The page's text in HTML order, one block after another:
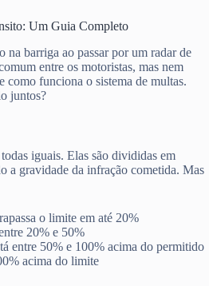
Um Guia Completo
na barriga ao passar por um radar de
entre os motoristas, mas nem
como funciona o sistema de multas.
juntos?
iguais. Elas são divididas em
a gravidade da infração cometida. Mas
o limite em até 20%
20% e 50%
entre 50% e 100% acima do permitido
acima do limite